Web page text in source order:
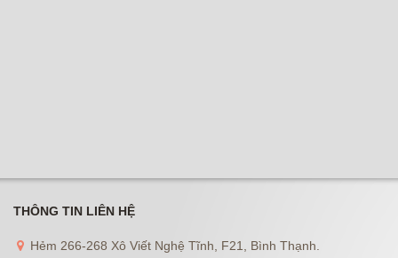
THÔNG TIN LIÊN HỆ
Hẻm 266-268 Xô Viết Nghệ Tĩnh, F21, Bình Thạnh.